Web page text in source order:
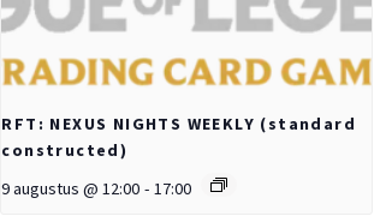
RFT: NEXUS NIGHTS WEEKLY (standard
constructed)
9 augustus @ 12:00 - 17:00